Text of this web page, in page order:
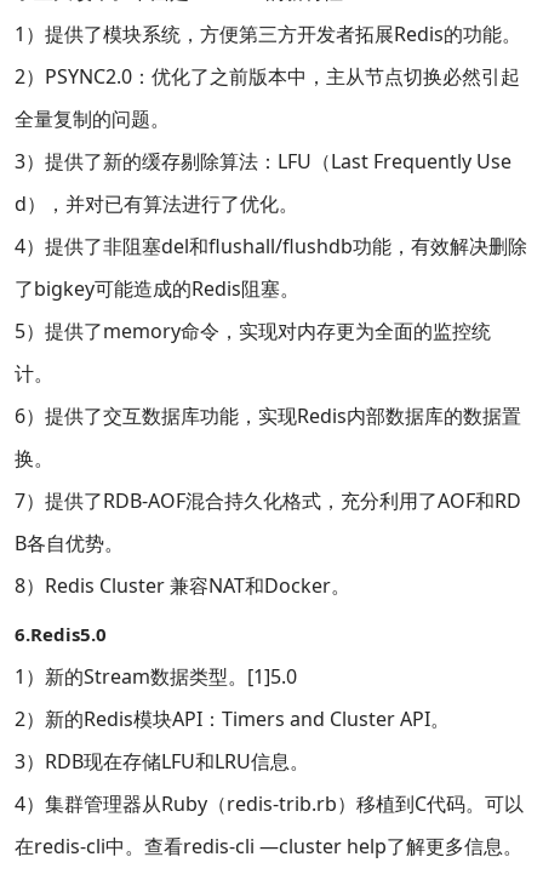
1）提供了模块系统，方便第三方开发者拓展Redis的功能。
2）PSYNC2.0：优化了之前版本中，主从节点切换必然引起
全量复制的问题。
3）提供了新的缓存剔除算法：LFU（Last Frequently Use
d），并对已有算法进行了优化。
4）提供了非阻塞del和flushall/flushdb功能，有效解决删除
了bigkey可能造成的Redis阻塞。
5）提供了memory命令，实现对内存更为全面的监控统
计。
6）提供了交互数据库功能，实现Redis内部数据库的数据置
换。
7）提供了RDB-AOF混合持久化格式，充分利用了AOF和RD
B各自优势。
8）Redis Cluster 兼容NAT和Docker。
6.Redis5.0
1）新的Stream数据类型。[1]5.0
2）新的Redis模块API：Timers and Cluster API。
3）RDB现在存储LFU和LRU信息。
4）集群管理器从Ruby（redis-trib.rb）移植到C代码。可以
在redis-cli中。查看redis-cli —cluster help了解更多信息。